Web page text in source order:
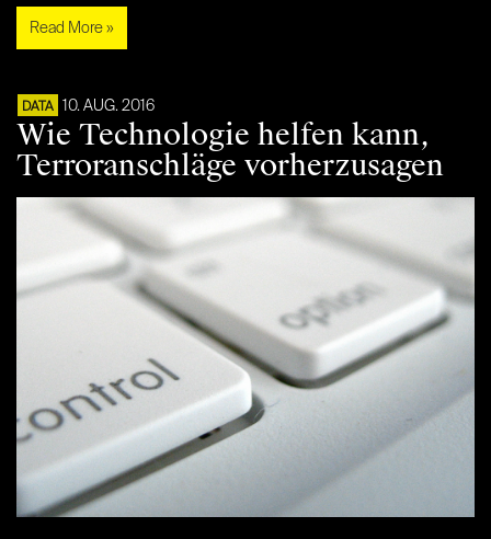
Read More »
DATA 10. AUG. 2016
Wie Technologie helfen kann,
Terroranschläge vorherzusagen